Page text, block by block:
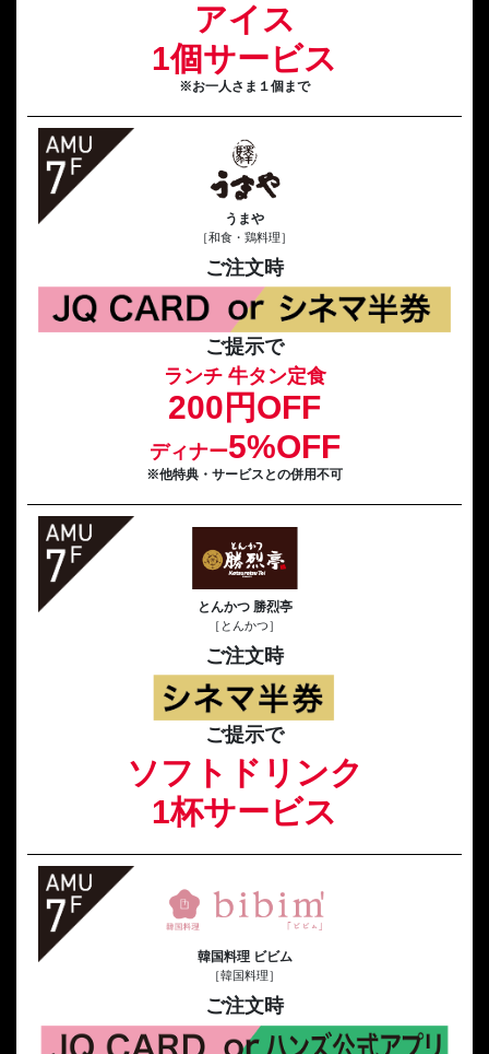
アイス
1個サービス
※お一人さま１個まで
うまや
［和食・鶏料理］
ご注文時
ご提示で
ランチ 牛タン定食
200円OFF
ディナー5%OFF
※他特典・サービスとの併用不可
とんかつ 勝烈亭
［とんかつ］
ご注文時
ご提示で
ソフトドリンク
1杯サービス
韓国料理 ビビム
［韓国料理］
ご注文時